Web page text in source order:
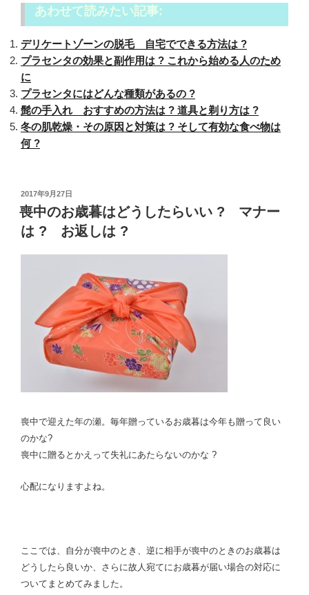
ば
す
メ
リ
ッ
ト
は
?
う
顔
と
あわせて読みたい記事:
デリケートゾーンの脱毛 自宅でできる方法は ?
プラセンタの効果と副作用は ? これから始める人のため
に
プラセンタにはどんな種類があるの ?
髭の手入れ おすすめの方法は ? 道具と剃り方は ?
冬の肌乾燥・その原因と対策は ? そして有効な食べ物は
何 ?
投
稿
日:
2017年9月27日
喪中のお歳暮はどうしたらいい ? マナー
は ? お返しは ?
喪中で迎えた年の瀬。毎年贈っているお歳暮は今年も贈って良い
のかな?
喪中に贈るとかえって失礼にあたらないのかな ?
心配になりますよね。
ここでは、自分が喪中のとき、逆に相手が喪中のときのお歳暮は
どうしたら良いか、さらに故人宛てにお歳暮が届い場合の対応に
ついてまとめてみました。